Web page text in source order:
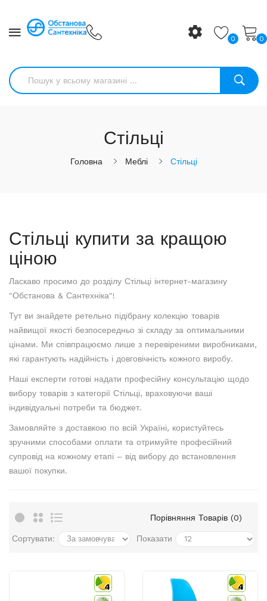
0 0
Стільці
Головна Меблі Стільці
Стільці купити за кращою
ціною
Ласкаво просимо до розділу Стільці інтернет-магазину
"Обстанова & Сантехніка"!
Тут ви знайдете ретельно підібрану колекцію товарів
найвищої якості безпосередньо зі складу за оптимальними
цінами. Ми співпрацюємо лише з перевіреними виробниками,
які гарантують надійність і довговічність кожного виробу.
Наші експерти готові надати професійну консультацію щодо
вибору товарів з категорії Стільці, враховуючи ваші
індивідуальні потреби та бюджет.
Замовляйте з доставкою по всій Україні, користуйтесь
зручними способами оплати та отримуйте професійний
супровід на кожному етапі – від вибору до встановлення
вашої покупки.
Порівняння Товарів (0)
Сортувати: Показати
4 4